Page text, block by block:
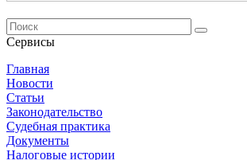
Сервисы
Главная
Новости
Cтатьи
Законодательство
Судебная практика
Документы
Налоговые истории